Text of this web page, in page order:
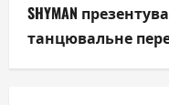
SHYMAN
танцювальне